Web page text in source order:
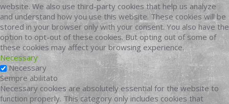
website. We also use third-party cookies that help us analyze
and understand how you use this website. These cookies will be
stored in your browser only with your consent. You also have the
option to opt-out of these cookies. But opting out of some of
these cookies may affect your browsing experience.
Necessary
Necessary
Sempre abilitato
Necessary cookies are absolutely essential for the website to
function properly. This category only includes cookies that